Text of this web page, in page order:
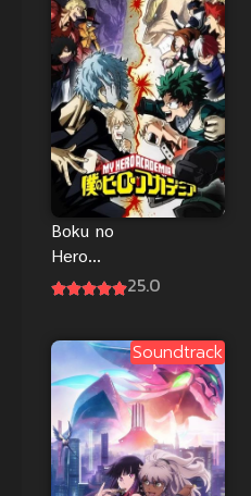
Boku no
Hero
Academia 3
พากย์ไทย
25.0
Soundtrack